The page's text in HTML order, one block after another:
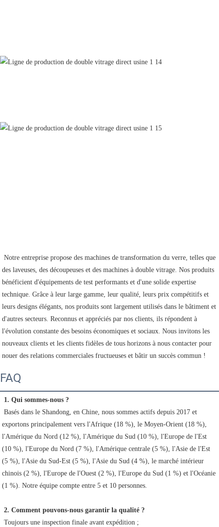
des laveuses, des découpeuses et des machines à double vitrage. Nos produits
bénéficient d'équipements de test performants et d'une solide expertise
technique. Grâce à leur large gamme, leur qualité, leurs prix compétitifs et
leurs designs élégants, nos produits sont largement utilisés dans le bâtiment et
d'autres secteurs. Reconnus et appréciés par nos clients, ils répondent à
l'évolution constante des besoins économiques et sociaux. Nous invitons les
nouveaux clients et les clients fidèles de tous horizons à nous contacter pour
nouer des relations commerciales fructueuses et bâtir un succès commun !
FAQ
1. Qui sommes-nous ?
exportons principalement vers l'Afrique (18 %), le Moyen-Orient (18 %),
l'Amérique du Nord (12 %), l'Amérique du Sud (10 %), l'Europe de l'Est
(10 %), l'Europe du Nord (7 %), l'Amérique centrale (5 %), l'Asie de l'Est
(5 %), l'Asie du Sud-Est (5 %), l'Asie du Sud (4 %), le marché intérieur
chinois (2 %), l'Europe de l'Ouest (2 %), l'Europe du Sud (1 %) et l'Océanie
(1 %). Notre équipe compte entre 5 et 10 personnes.
2. Comment pouvons-nous garantir la qualité ?
Toujours une inspection finale avant expédition ;